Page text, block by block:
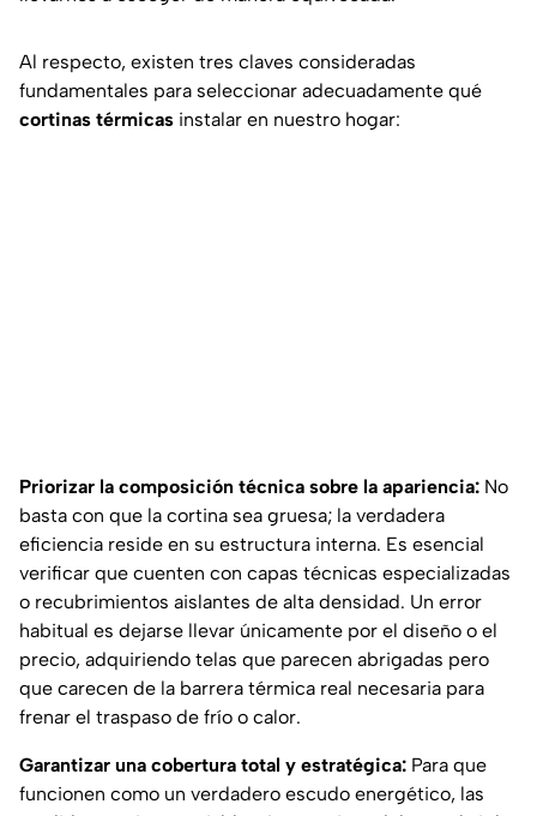
Al respecto, existen tres claves consideradas
fundamentales para seleccionar adecuadamente qué
cortinas térmicas instalar en nuestro hogar:
Priorizar la composición técnica sobre la apariencia: No
basta con que la cortina sea gruesa; la verdadera
eficiencia reside en su estructura interna. Es esencial
verificar que cuenten con capas técnicas especializadas
o recubrimientos aislantes de alta densidad. Un error
habitual es dejarse llevar únicamente por el diseño o el
precio, adquiriendo telas que parecen abrigadas pero
que carecen de la barrera térmica real necesaria para
frenar el traspaso de frío o calor.
Garantizar una cobertura total y estratégica: Para que
funcionen como un verdadero escudo energético, las